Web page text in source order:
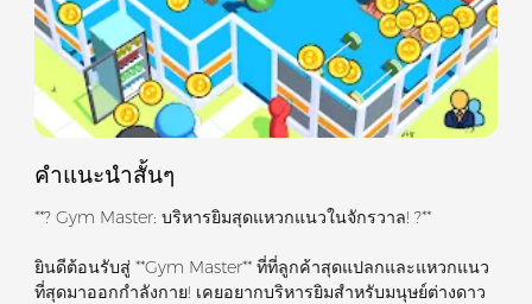
คำแนะนำสั้นๆ
**? Gym Master: บริหารยิมสุดแหวกแนวในจักรวาล! ?**
ยินดีต้อนรับสู่ **Gym Master** ที่ที่ลูกค้าสุดแปลกและแหวกแนว
ที่สุดมาออกกำลังกาย! เคยอยากบริหารยิมสำหรับมนุษย์ต่างดาว